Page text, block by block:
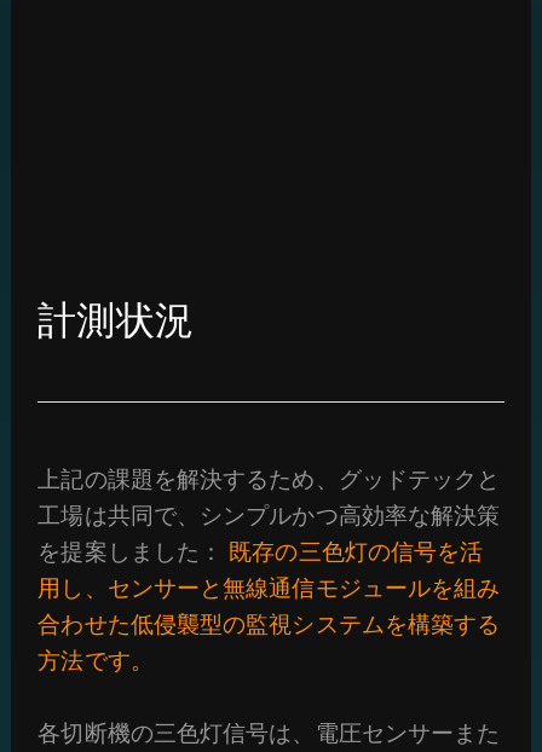
計測状況
上記の課題を解決するため、グッドテックと
工場は共同で、シンプルかつ高効率な解決策
を提案しました： 既存の三色灯の信号を活
用し、センサーと無線通信モジュールを組み
合わせた低侵襲型の監視システムを構築する
方法です。
各切断機の三色灯信号は、電圧センサーまた